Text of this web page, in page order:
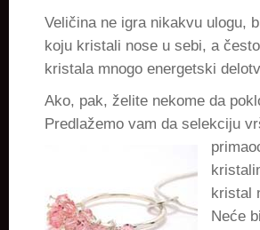
Veličina ne igra nikakvu ulogu,
koju kristali nose u sebi, a
kristala mnogo energetski
Ako, pak, želite nekome da
Predlažemo vam da selekciju
kristal
Neće